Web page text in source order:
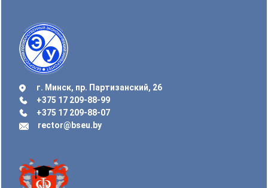
г. Минск, пр. Партизанский, 26
+375 17 209-88-99
+375 17 209-88-07
rector@bseu.by